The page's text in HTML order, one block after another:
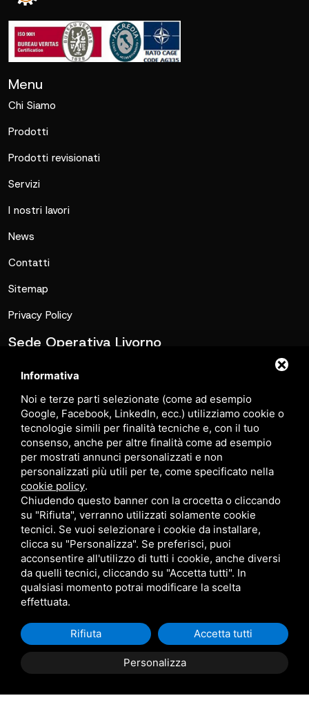
Menu
Chi Siamo
Prodotti
Prodotti revisionati
Servizi
I nostri lavori
News
Contatti
Sitemap
Privacy Policy
Sede Operativa Livorno
commerciale@metalmatic.it
Via Caduti di Nassirya, Loc. Le Morelline, 6C, 57016
Rosignano Solvay-Castiglioncello LI
Sede Operativa Lucca
commerciale@metalmaticsrl.it
0583-464203
Via di Tiglio, 1369/I 55100 Lucca
Metalmatic - P.IVA 01142850492
Informativa
Noi e terze parti selezionate (come ad esempio
Google, Facebook, LinkedIn, ecc.) utilizziamo cookie o
tecnologie simili per finalità tecniche e, con il tuo
consenso, anche per altre finalità come ad esempio
per mostrati annunci personalizzati e non
personalizzati più utili per te, come specificato nella
cookie policy.
Chiudendo questo banner con la crocetta o cliccando
su "Rifiuta", verranno utilizzati solamente cookie
tecnici. Se vuoi selezionare i cookie da installare,
clicca su "Personalizza". Se preferisci, puoi
acconsentire all'utilizzo di tutti i cookie, anche diversi
da quelli tecnici, cliccando su "Accetta tutti". In
qualsiasi momento potrai modificare la scelta
effettuata.
Personalizza
Rifiuta Accetta tutti